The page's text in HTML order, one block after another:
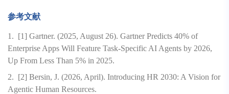
参考文献
1. [1] Gartner. (2025, August 26). Gartner Predicts 40% of
Enterprise Apps Will Feature Task-Specific AI Agents by 2026,
Up From Less Than 5% in 2025.
2. [2] Bersin, J. (2026, April). Introducing HR 2030: A Vision for
Agentic Human Resources.